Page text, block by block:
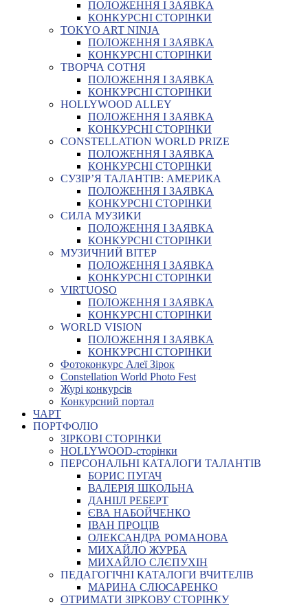
ПОЛОЖЕННЯ І ЗАЯВКА
КОНКУРСНІ СТОРІНКИ
TOKYO ART NINJA
ПОЛОЖЕННЯ І ЗАЯВКА
КОНКУРСНІ СТОРІНКИ
ТВОРЧА СОТНЯ
ПОЛОЖЕННЯ І ЗАЯВКА
КОНКУРСНІ СТОРІНКИ
HOLLYWOOD ALLEY
ПОЛОЖЕННЯ І ЗАЯВКА
КОНКУРСНІ СТОРІНКИ
CONSTELLATION WORLD PRIZE
ПОЛОЖЕННЯ І ЗАЯВКА
КОНКУРСНІ СТОРІНКИ
СУЗІР’Я ТАЛАНТІВ: АМЕРИКА
ПОЛОЖЕННЯ І ЗАЯВКА
КОНКУРСНІ СТОРІНКИ
СИЛА МУЗИКИ
ПОЛОЖЕННЯ І ЗАЯВКА
КОНКУРСНІ СТОРІНКИ
МУЗИЧНИЙ ВІТЕР
ПОЛОЖЕННЯ І ЗАЯВКА
КОНКУРСНІ СТОРІНКИ
VIRTUOSO
ПОЛОЖЕННЯ І ЗАЯВКА
КОНКУРСНІ СТОРІНКИ
WORLD VISION
ПОЛОЖЕННЯ І ЗАЯВКА
КОНКУРСНІ СТОРІНКИ
Фотоконкурс Алеї Зірок
Constellation World Photo Fest
Журі конкурсів
Конкурсний портал
ЧАРТ
ПОРТФОЛІО
ЗІРКОВІ СТОРІНКИ
HOLLYWOOD-сторінки
ПЕРСОНАЛЬНІ КАТАЛОГИ ТАЛАНТІВ
БОРИС ПУГАЧ
ВАЛЕРІЯ ШКОЛЬНА
ДАНІІЛ РЕБЕРТ
ЄВА НАБОЙЧЕНКО
ІВАН ПРОЦІВ
ОЛЕКСАНДРА РОМАНОВА
МИХАЙЛО ЖУРБА
МИХАЙЛО СЛЄПУХІН
ПЕДАГОГІЧНІ КАТАЛОГИ ВЧИТЕЛІВ
МАРИНА СЛЮСАРЕНКО
ОТРИМАТИ ЗІРКОВУ СТОРІНКУ